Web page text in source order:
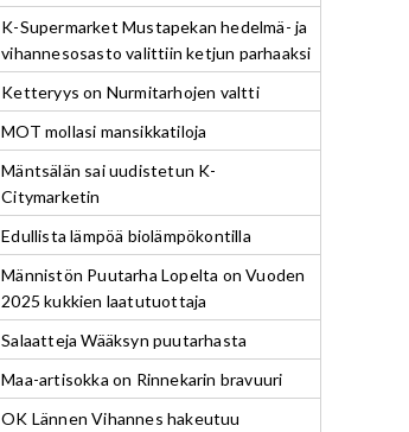
K-Supermarket Mustapekan hedelmä- ja
vihannesosasto valittiin ketjun parhaaksi
Ketteryys on Nurmitarhojen valtti
MOT mollasi mansikkatiloja
Mäntsälän sai uudistetun K-
Citymarketin
Edullista lämpöä biolämpökontilla
Männistön Puutarha Lopelta on Vuoden
2025 kukkien laatutuottaja
Salaatteja Wääksyn puutarhasta
Maa-artisokka on Rinnekarin bravuuri
OK Lännen Vihannes hakeutuu